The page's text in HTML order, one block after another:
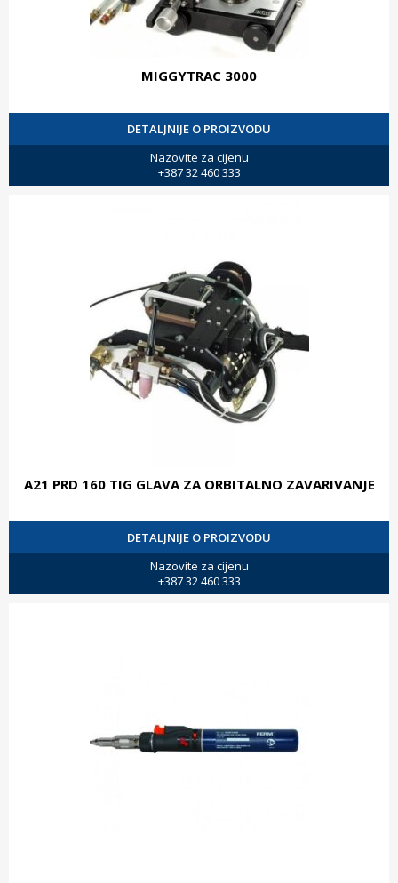
MIGGYTRAC 3000
DETALJNIJE O PROIZVODU
Nazovite za cijenu
+387 32 460 333
A21 PRD 160 TIG GLAVA ZA ORBITALNO ZAVARIVANJE
DETALJNIJE O PROIZVODU
Nazovite za cijenu
+387 32 460 333